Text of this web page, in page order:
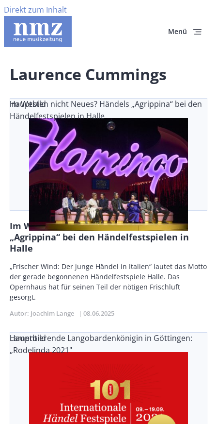
Direkt zum Inhalt
Menü
Laurence Cummings
Im Westen nicht Neues? Händels „Agrippina“ bei den
Händelfestspielen in Halle
Hauptbild
Im Westen nicht Neues? Händels
„Agrippina“ bei den Händelfestspielen in
Halle
Vorspann
/
Teaser
„Frischer Wind: Der junge Händel in Italien“ lautet das Motto
der gerade begonnenen Händelfestspiele Halle. Das
Opernhaus hat für seinen Teil der nötigen Frischluft
gesorgt.
Autor Joachim Lange Publikationsdatum
08.06.2025
Lamentierende Langobardenkönigin in Göttingen:
„Rodelinda 2021"
Hauptbild